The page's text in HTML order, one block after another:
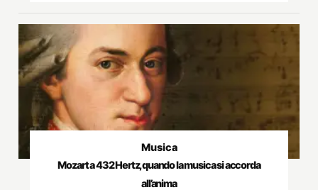
Musica
Mozart a 432 Hertz, quando la musica si accorda
all’anima